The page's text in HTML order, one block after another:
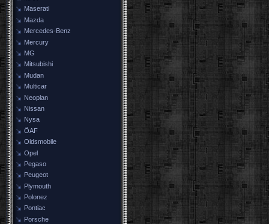
Maserati
Mazda
Mercedes-Benz
Mercury
MG
Mitsubishi
Mudan
Multicar
Neoplan
Nissan
Nysa
ÖAF
Oldsmobile
Opel
Pegaso
Peugeot
Plymouth
Polonez
Pontiac
Porsche